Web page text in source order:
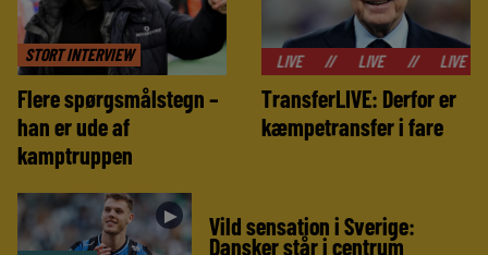
STORT INTERVIEW
Flere spørgsmålstegn –
han er ude af
kamptruppen
// LIVE LIVE LIVE LIVE
TransferLIVE: Derfor er
kæmpetransfer i fare
► Vild sensation i Sverige:
Dansker står i centrum